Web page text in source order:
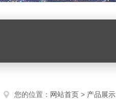
您的位置： 网站首页 > 产品展示